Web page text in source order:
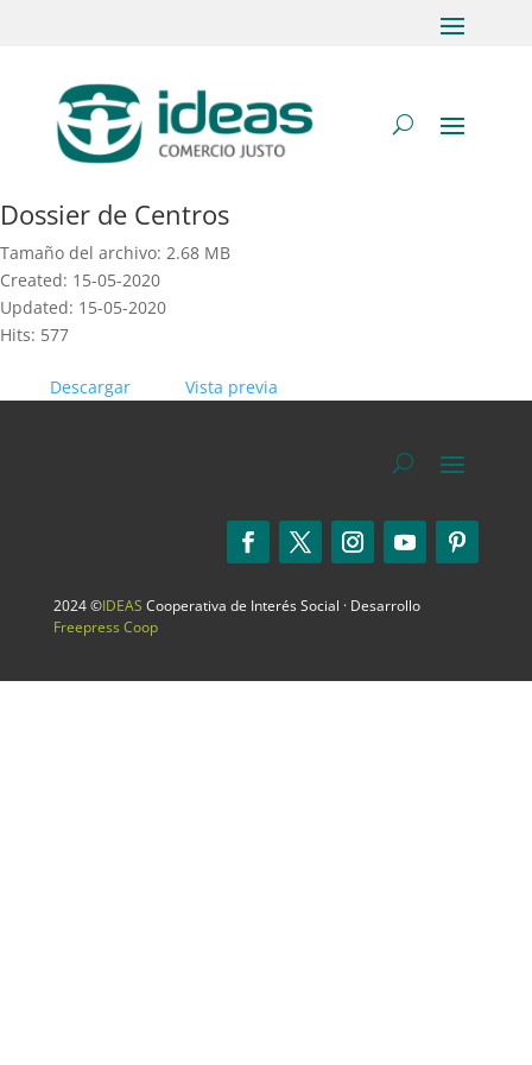
Dossier de Centros
Tamaño del archivo: 2.68 MB
Created: 15-05-2020
Updated: 15-05-2020
Hits: 577
Descargar Vista previa
2024 ©IDEAS Cooperativa de Interés Social · Desarrollo
Freepress Coop